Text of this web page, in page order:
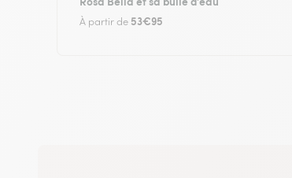
À partir de 53€95